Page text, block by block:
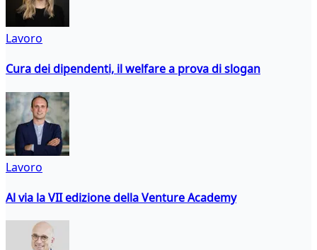
Lavoro
Cura dei dipendenti, il welfare a prova di slogan
Lavoro
Al via la VII edizione della Venture Academy